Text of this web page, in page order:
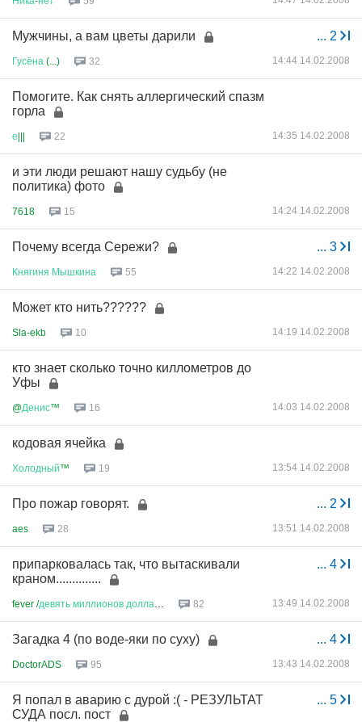
... 2
Мужчины, а вам цветы дарили
Гусёна (...) 32 14:44 14.02.2008
Помогите. Как снять аллергический спазм
горла
е||| 22 14:35 14.02.2008
и эти люди решают нашу судьбу (не
политика) фото
7618 15 14:24 14.02.2008
... 3
Почему всегда Сережи?
Княгиня Мышкина 55 14:22 14.02.2008
Может кто нить??????
Sla-ekb 10 14:19 14.02.2008
кто знает сколько точно киллометров до
Уфы
@Денис™ 16 14:03 14.02.2008
кодовая ячейка
Холодный™ 19 13:54 14.02.2008
... 2
Про пожар говорят.
aes 28 13:51 14.02.2008
... 4
припарковалась так, что вытаскивали
краном..............
fever /девять миллионов доллар 82 13:49 14.02.2008
... 4
Загадка 4 (по воде-яки по суху)
DoctorADS 95 13:43 14.02.2008
... 5
Я попал в аварию с дурой :( - РЕЗУЛЬТАТ
СУДА посл. пост